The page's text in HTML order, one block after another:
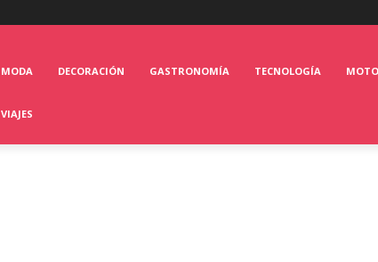
MODA DECORACIÓN GASTRONOMÍA TECNOLOGÍA
VIAJES